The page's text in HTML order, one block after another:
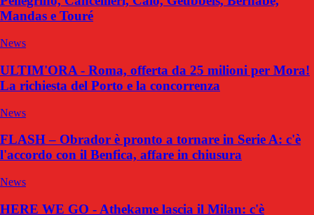
Mandas e Touré
News
ULTIM'ORA - Roma, offerta da 25 milioni per Mora!
La richiesta del Porto e la concorrenza
News
FLASH – Obrador è pronto a tornare in Serie A: c'è
l'accordo con il Benfica, affare in chiusura
News
HERE WE GO - Athekame lascia il Milan: c'è